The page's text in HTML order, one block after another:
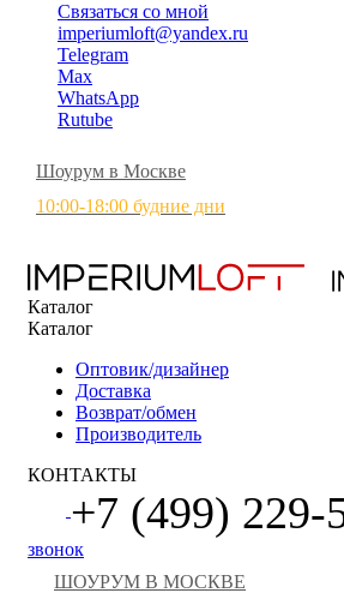
Связаться со мной
imperiumloft@yandex.ru
Telegram
Max
WhatsApp
Rutube
Шоурум в Москве
10:00-18:00 будние дни
Каталог
Каталог
Оптовик/дизайнер
Доставка
Возврат/обмен
Производитель
КОНТАКТЫ
+7 (499) 229-
звонок
ШОУРУМ В МОСКВЕ